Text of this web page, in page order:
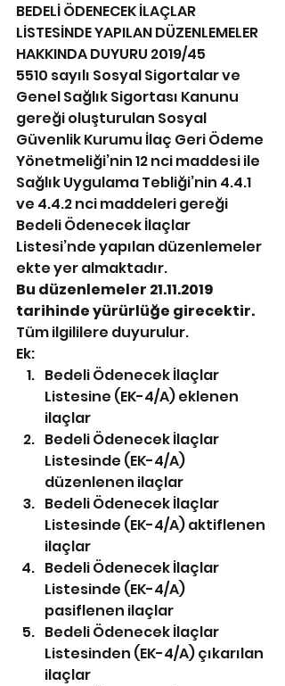
BEDELİ ÖDENECEK İLAÇLAR
LİSTESİNDE YAPILAN DÜZENLEMELER
HAKKINDA DUYURU 2019/45
5510 sayılı Sosyal Sigortalar ve
Genel Sağlık Sigortası Kanunu
gereği oluşturulan Sosyal
Güvenlik Kurumu İlaç Geri Ödeme
Yönetmeliği’nin 12 nci maddesi ile
Sağlık Uygulama Tebliği’nin 4.4.1
ve 4.4.2 nci maddeleri gereği
Bedeli Ödenecek İlaçlar
Listesi’nde yapılan düzenlemeler
ekte yer almaktadır.
Bu düzenlemeler 21.11.2019
tarihinde yürürlüğe girecektir.
Tüm ilgililere duyurulur.
Ek:
Bedeli Ödenecek İlaçlar
Listesine (EK-4/A) eklenen
ilaçlar
Bedeli Ödenecek İlaçlar
Listesinde (EK-4/A)
düzenlenen ilaçlar
Bedeli Ödenecek İlaçlar
Listesinde (EK-4/A) aktiflenen
ilaçlar
Bedeli Ödenecek İlaçlar
Listesinde (EK-4/A)
pasiflenen ilaçlar
Bedeli Ödenecek İlaçlar
Listesinden (EK-4/A) çıkarılan
ilaçlar